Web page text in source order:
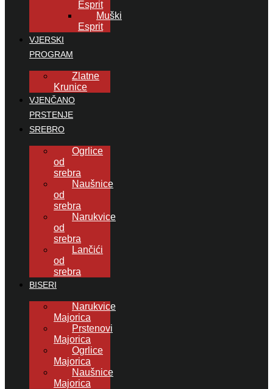
Esprit
Muški
Esprit
VJERSKI
PROGRAM
Zlatne
Krunice
VJENČANO
PRSTENJE
SREBRO
Ogrlice
od
srebra
Naušnice
od
srebra
Narukvice
od
srebra
Lančići
od
srebra
BISERI
Narukvice
Majorica
Prstenovi
Majorica
Ogrlice
Majorica
Naušnice
Majorica